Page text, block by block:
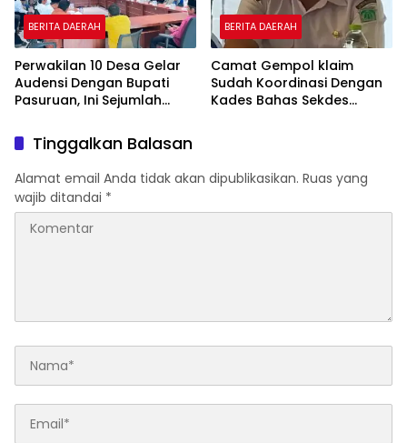
BERITA DAERAH
Perwakilan 10 Desa Gelar
Audensi Dengan Bupati
Pasuruan, Ini Sejumlah
BERITA DAERAH
Camat Gempol klaim
Sudah Koordinasi Dengan
Kades Bahas Sekdes
Tinggalkan Balasan
Alamat email Anda tidak akan dipublikasikan. Ruas yang
wajib ditandai *